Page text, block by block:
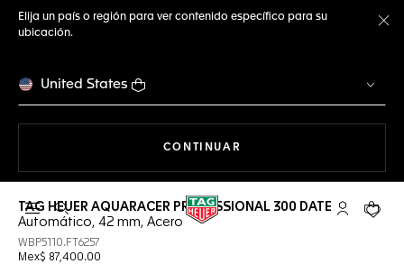
Elija un país o región para ver contenido específico para su
ubicación.
United States
CONTINUAR
Abrir el menú de búsqueda Cuenta Mi
Su
TAG HEUER AQUARACER PROFESSIONAL 300 DATE
Automático, 42 mm, Acero
WBP5110.FT6257
Mex$ 87,400.00